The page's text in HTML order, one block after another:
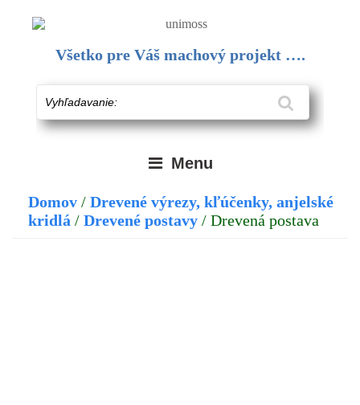
Všetko pre Váš machový projekt ….
Menu
Domov / Drevené výrezy, kľúčenky, anjelské
kridlá / Drevené postavy / Drevená postava